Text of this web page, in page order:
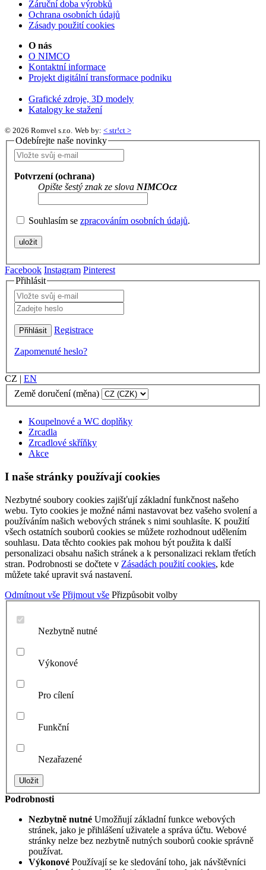
Záruční doba výrobků
Ochrana osobních údajů
Zásady použití cookies
O nás
O NIMCO
Kontaktní informace
Projekt digitální transformace podniku
Grafické zdroje, 3D modely
Katalogy ke stažení
© 2026 Romvel s.r.o. Web by: < str!ct >
Odebírejte naše novinky
Potvrzení (ochrana)
Opište šestý znak ze slova NIMCOcz
Souhlasím se zpracováním osobních údajů.
Facebook Instagram Pinterest
Přihlásit
Registrace
Zapomenuté heslo?
CZ | EN
Země doručení (měna)
Koupelnové a WC doplňky
Zrcadla
Zrcadlové skříňky
Akce
I naše stránky používají cookies
Nezbytné soubory cookies zajišťují základní funkčnost našeho
webu. Tyto cookies je možné námi nastavovat bez vašeho svolení a
používáním našich webových stránek s nimi souhlasíte. K použití
všech ostatních souborů cookies se můžete rozhodnout udělením
souhlasu. Data těchto cookies pak mohou být použita k další
personalizaci obsahu našich stránek a k personalizaci reklam třetích
stran. Podrobnosti se dočtete v Zásadách použití cookies, kde
můžete také upravit svá nastavení.
Odmítnout vše Přijmout vše Přizpůsobit volby
Nezbytně nutné
Výkonové
Pro cílení
Funkční
Nezařazené
Podrobnosti
Nezbytně nutné Umožňují základní funkce webových
stránek, jako je přihlášení uživatele a správa účtu. Webové
stránky nelze bez nezbytně nutných souborů cookie správně
používat.
Výkonové Používají se ke sledování toho, jak návštěvníci